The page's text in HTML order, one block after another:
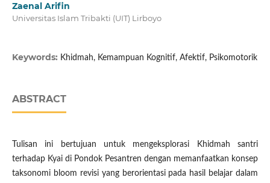
Zaenal Arifin
Universitas Islam Tribakti (UIT) Lirboyo
Keywords: Khidmah, Kemampuan Kognitif, Afektif, Psikomotorik
ABSTRACT
Tulisan ini bertujuan untuk mengeksplorasi Khidmah santri
terhadap Kyai di Pondok Pesantren dengan memanfaatkan konsep
taksonomi bloom revisi yang berorientasi pada hasil belajar dalam